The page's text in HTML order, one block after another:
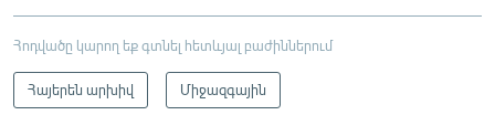
Հոդվածը կարող եք գտնել հետևյալ բաժիններում
Հայերեն արխիվ Միջազգային